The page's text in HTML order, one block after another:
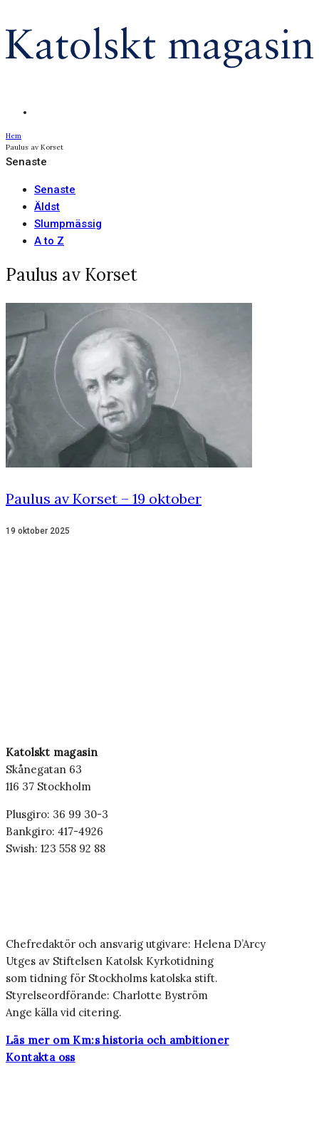
Hem
Paulus av Korset
Senaste
Senaste
Äldst
Slumpmässig
A to Z
Paulus av Korset
Paulus av Korset – 19 oktober
19 oktober 2025
Katolskt magasin
Skånegatan 63
116 37 Stockholm
Plusgiro: 36 99 30-3
Bankgiro: 417-4926
Swish: 123 558 92 88
Chefredaktör och ansvarig utgivare: Helena D’Arcy
Utges av Stiftelsen Katolsk Kyrkotidning
som tidning för Stockholms katolska stift.
Styrelseordförande: Charlotte Byström
Ange källa vid citering.
Läs mer om Km:s historia och ambitioner
Kontakta oss